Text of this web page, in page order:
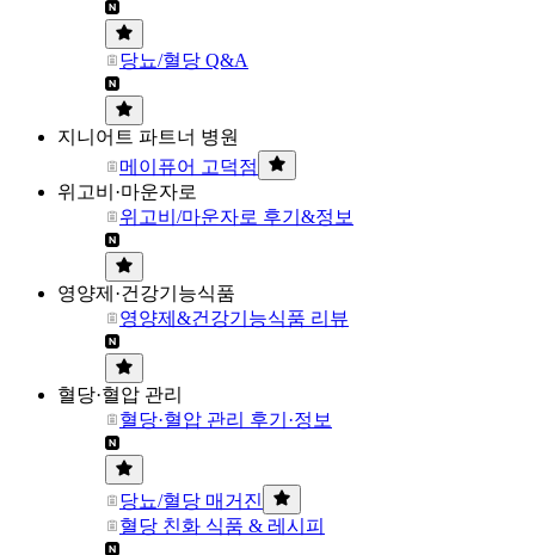
당뇨/혈당 Q&A
지니어트 파트너 병원
메이퓨어 고덕점
위고비·마운자로
위고비/마운자로 후기&정보
영양제·건강기능식품
영양제&건강기능식품 리뷰
혈당·혈압 관리
혈당·혈압 관리 후기·정보
당뇨/혈당 매거진
혈당 친화 식품 & 레시피